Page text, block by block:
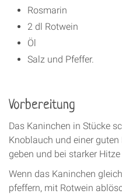
Rosmarin
2 dl Rotwein
Öl
Salz und Pfeffer.
Vorbereitung
Das Kaninchen in Stücke
Knoblauch und einer
geben und bei starker Hitze
Wenn das Kaninchen
pfeffern, mit Rotwein